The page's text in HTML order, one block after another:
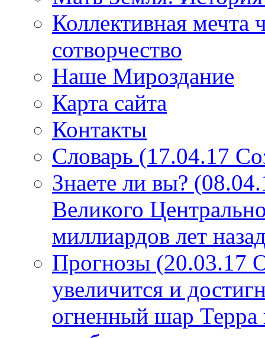
Коллективная мечта
сотворчество
Наше Мироздание
Карта сайта
Контакты
Словарь (17.04.17
Знаете ли вы?
Великого
миллиардов лет
Прогнозы (20.03.17
увеличится и
огненный шар Терра